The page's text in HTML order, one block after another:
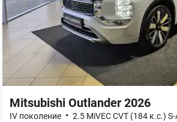
Mitsubishi Outlander 2026
IV поколение • 2.5 MiVEC CVT (184 к.с.) S-